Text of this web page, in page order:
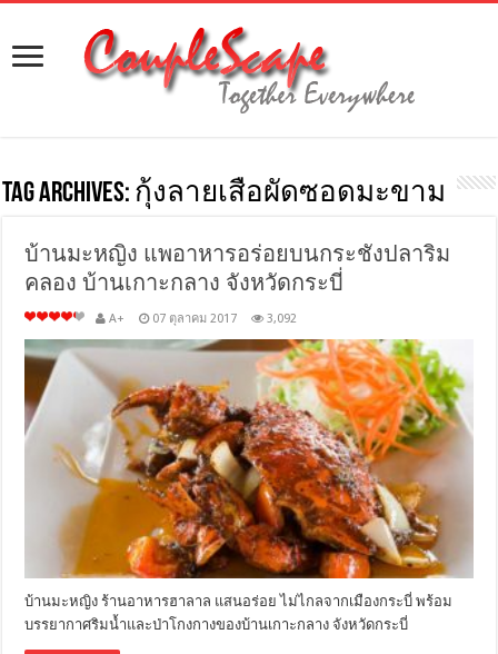
Tag Archives: กุ้งลายเสือผัดซอดมะขาม
บ้านมะหญิง แพอาหารอร่อยบนกระชังปลาริม
คลอง บ้านเกาะกลาง จังหวัดกระบี่
A+ 07 ตุลาคม 2017 3,092
บ้านมะหญิง ร้านอาหารฮาลาล แสนอร่อย ไม่ไกลจากเมืองกระบี่ พร้อม
บรรยากาศริมน้ำและป่าโกงกางของบ้านเกาะกลาง จังหวัดกระบี่